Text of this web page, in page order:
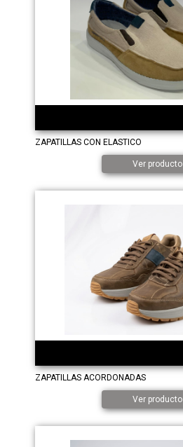
ZAPATILLAS CON ELASTICO
Ver producto
ZAPATILLAS ACORDONADAS
Ver producto